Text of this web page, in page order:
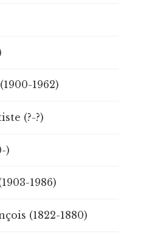
1962)
(?-?)
)
1986)
(1822-1880)